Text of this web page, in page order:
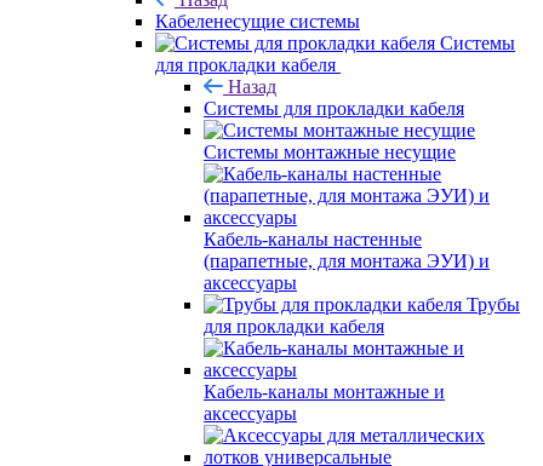
Кабеленесущие системы
Системы
для прокладки кабеля
Назад
Системы для прокладки кабеля
Системы монтажные несущие
Кабель-каналы настенные
(парапетные, для монтажа ЭУИ) и
аксессуары
Трубы
для прокладки кабеля
Кабель-каналы монтажные и
аксессуары